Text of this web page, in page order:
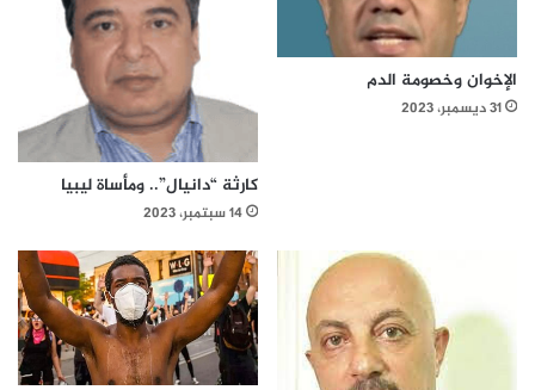
الإخوان وخصومة الدم
31 ديسمبر، 2023
كارثة “دانيال”.. ومأساة ليبيا
14 سبتمبر، 2023